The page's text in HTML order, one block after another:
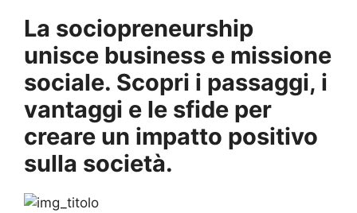
La sociopreneurship
unisce business e missione
sociale. Scopri i passaggi, i
vantaggi e le sfide per
creare un impatto positivo
sulla società.